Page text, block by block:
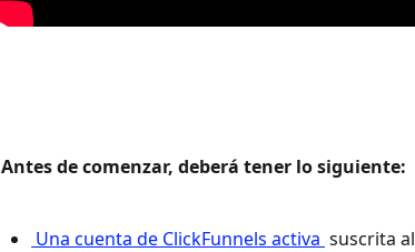
Antes de comenzar, deberá tener lo siguiente:
Una cuenta de ClickFunnels activa suscrita